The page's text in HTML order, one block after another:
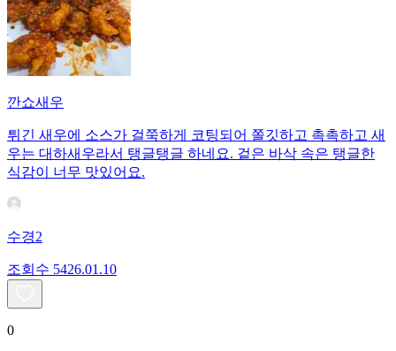
깐쇼새우
튀긴 새우에 소스가 걸쭉하게 코팅되어 쫄깃하고 촉촉하고 새
우는 대하새우라서 탱글탱글 하네요. 겉은 바삭 속은 탱글한
식감이 너무 맛있어요.
수경2
조회수 5426.01.10
0